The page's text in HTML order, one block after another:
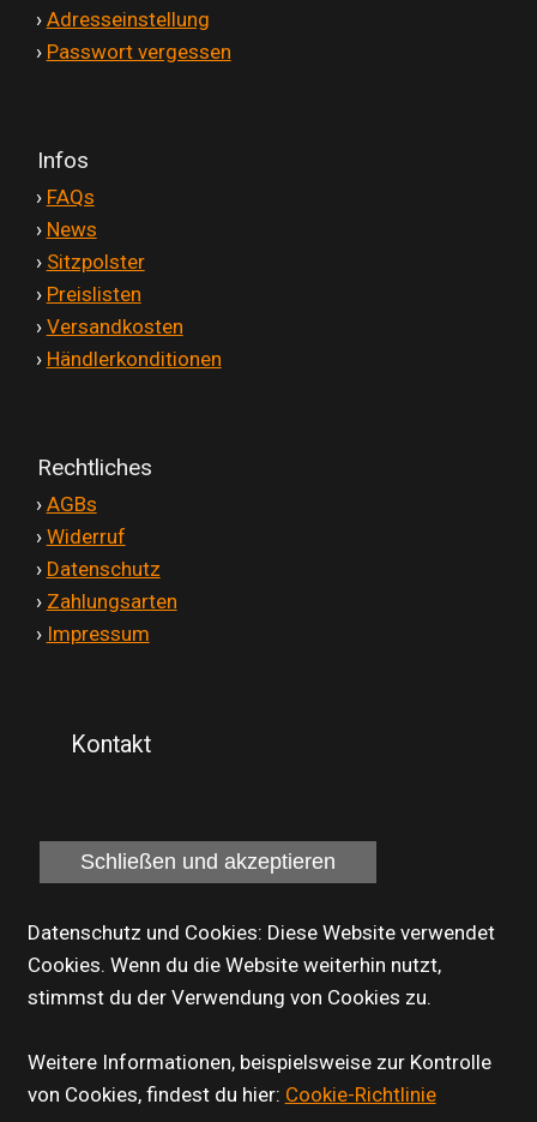
› Adresseinstellung
› Passwort vergessen
Infos
› FAQs
› News
› Sitzpolster
› Preislisten
› Versandkosten
› Händlerkonditionen
Rechtliches
› AGBs
› Widerruf
› Datenschutz
› Zahlungsarten
› Impressum
Kontakt
Datenschutz und Cookies: Diese Website verwendet
Cookies. Wenn du die Website weiterhin nutzt,
stimmst du der Verwendung von Cookies zu.
Weitere Informationen, beispielsweise zur Kontrolle
von Cookies, findest du hier: Cookie-Richtlinie